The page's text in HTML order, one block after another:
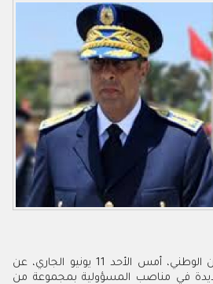
أعلنت المديرية العامة للأمن الوطني، أمس الأحد 11 يونيو الجاري، عن
في مناصب المسؤولية بمجموعة من